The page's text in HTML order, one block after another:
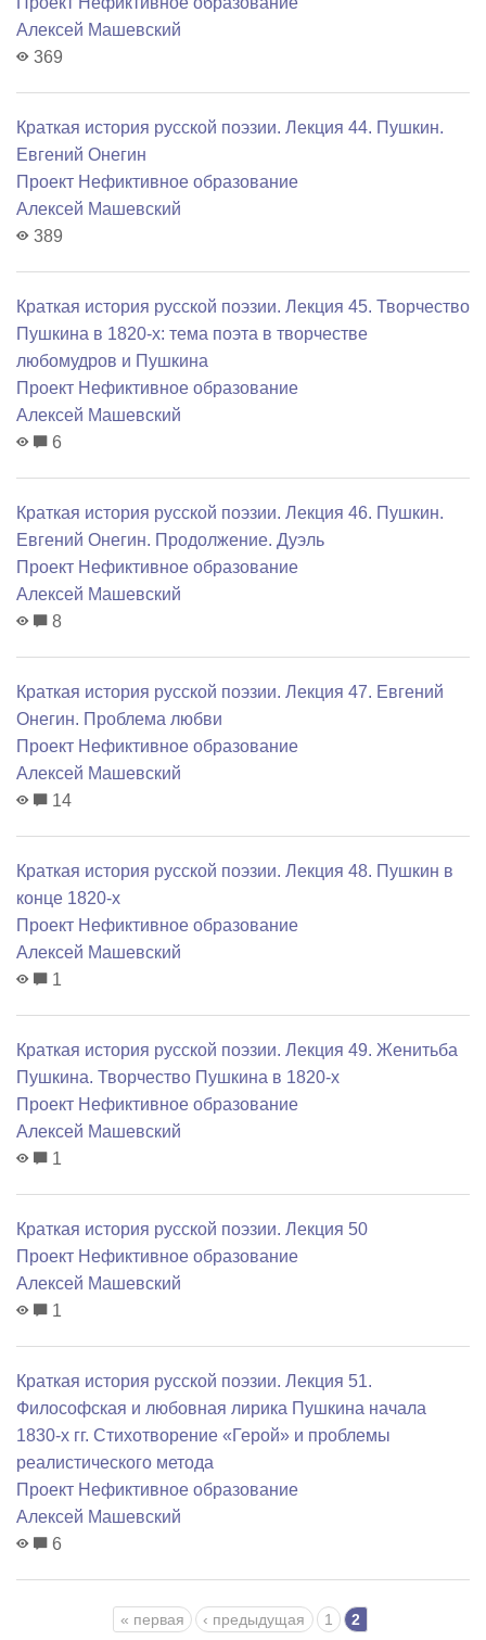
Алексей Машевский
369
Краткая история русской поэзии. Лекция 44. Пушкин.
Евгений Онегин
Проект Нефиктивное образование
Алексей Машевский
389
Краткая история русской поэзии. Лекция 45. Творчество
Пушкина в 1820-х: тема поэта в творчестве
любомудров и Пушкина
Проект Нефиктивное образование
Алексей Машевский
6
Краткая история русской поэзии. Лекция 46. Пушкин.
Евгений Онегин. Продолжение. Дуэль
Проект Нефиктивное образование
Алексей Машевский
8
Краткая история русской поэзии. Лекция 47. Евгений
Онегин. Проблема любви
Проект Нефиктивное образование
Алексей Машевский
14
Краткая история русской поэзии. Лекция 48. Пушкин в
конце 1820-х
Проект Нефиктивное образование
Алексей Машевский
1
Краткая история русской поэзии. Лекция 49. Женитьба
Пушкина. Творчество Пушкина в 1820-х
Проект Нефиктивное образование
Алексей Машевский
1
Краткая история русской поэзии. Лекция 50
Проект Нефиктивное образование
Алексей Машевский
1
Краткая история русской поэзии. Лекция 51.
Философская и любовная лирика Пушкина начала
1830-х гг. Стихотворение «Герой» и проблемы
реалистического метода
Проект Нефиктивное образование
Алексей Машевский
6
« первая ‹ предыдущая 1 2